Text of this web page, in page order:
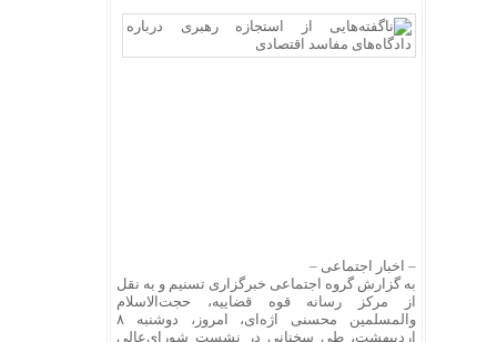
– اخبار اجتماعی –
به گزارش گروه اجتماعی خبرگزاری تسنیم و به نقل
از مرکز رسانه قوه قضاییه، حجت‌الاسلام
والمسلمین محسنی اژه‌ای، امروز، دوشنبه ۸
اردیبهشت، طی سخنانی در نشست شورای‌عالی